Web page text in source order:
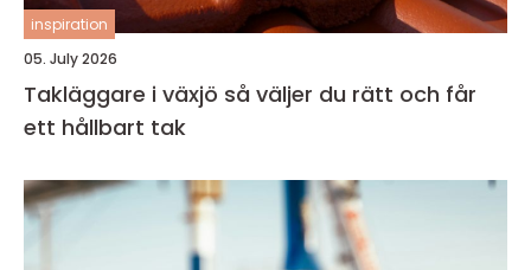
inspiration
05. July 2026
Takläggare i växjö så väljer du rätt och får
ett hållbart tak